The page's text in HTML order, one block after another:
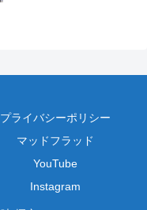
プライバシーポリシー
マッドフラッド
YouTube
Instagram